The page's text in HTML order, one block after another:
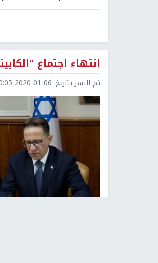
انتهاء اجتماع
تم النشر بتاريخ: 2020-01-06 20:05